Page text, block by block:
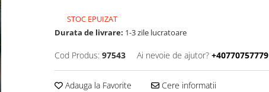
STOC EPUIZAT
Durata de livrare: 1-3 zile lucratoare
Cod Produs: 97543 Ai nevoie de ajutor? +40770757779
Adauga la Favorite Cere informatii